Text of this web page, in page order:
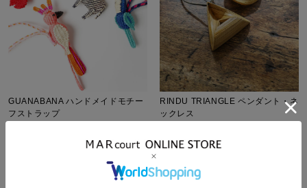
GUANABANA ハンドメイドモチー
フストラップ
26SS
RINDU TRIANGLE ペンダント・ネ
ックレス
STANDARD
2026/04/27 20:00